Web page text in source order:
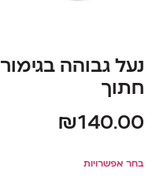
נעל גבוהה בגימור
חתוך
₪140.00
בחר אפשרויות